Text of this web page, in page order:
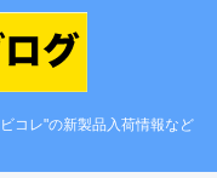
コレ"の新製品入荷情報など